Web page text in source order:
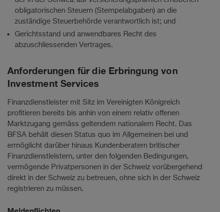
obligatorischen Steuern (Stempelabgaben) an die
zuständige Steuerbehörde verantwortlich ist; und
Gerichtsstand und anwendbares Recht des
abzuschliessenden Vertrages.
Anforderungen für die Erbringung von
Investment Services
Finanzdienstleister mit Sitz im Vereinigten Königreich
profitieren bereits bis anhin von einem relativ offenen
Marktzugang gemäss geltendem nationalem Recht. Das
BFSA behält diesen Status quo im Allgemeinen bei und
ermöglicht darüber hinaus Kundenberatern britischer
Finanzdienstleistern, unter den folgenden Bedingungen,
vermögende Privatpersonen in der Schweiz vorübergehend
direkt in der Schweiz zu betreuen, ohne sich in der Schweiz
registrieren zu müssen.